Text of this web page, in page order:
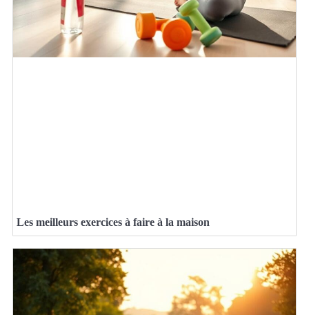
Les meilleurs exercices à faire à la maison